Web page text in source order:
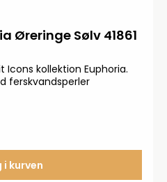
Øreringe Sølv 41861
Icons kollektion Euphoria.
ferskvandsperler
kurven